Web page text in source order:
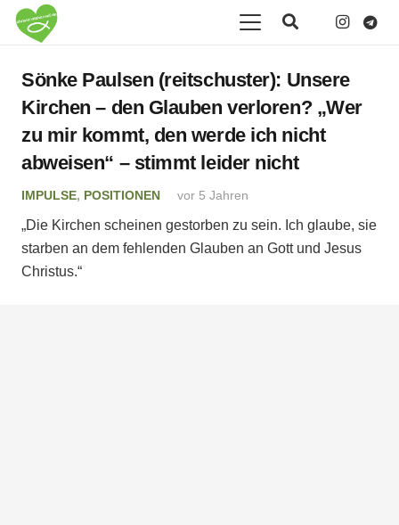
Sönke Paulsen (reitschuster): Unsere
Kirchen – den Glauben verloren? „Wer
zu mir kommt, den werde ich nicht
abweisen“ – stimmt leider nicht
IMPULSE, POSITIONEN vor 5 Jahren
„Die Kirchen scheinen gestorben zu sein. Ich glaube, sie
starben an dem fehlenden Glauben an Gott und Jesus
Christus.“